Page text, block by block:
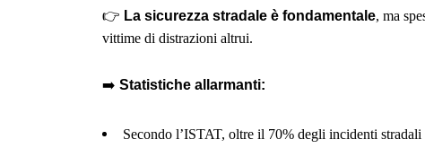
👉 La sicurezza stradale è fondamentale, ma
vittime di distrazioni altrui.
➡️ Statistiche allarmanti:
Secondo l’ISTAT, oltre il 70% degli incidenti